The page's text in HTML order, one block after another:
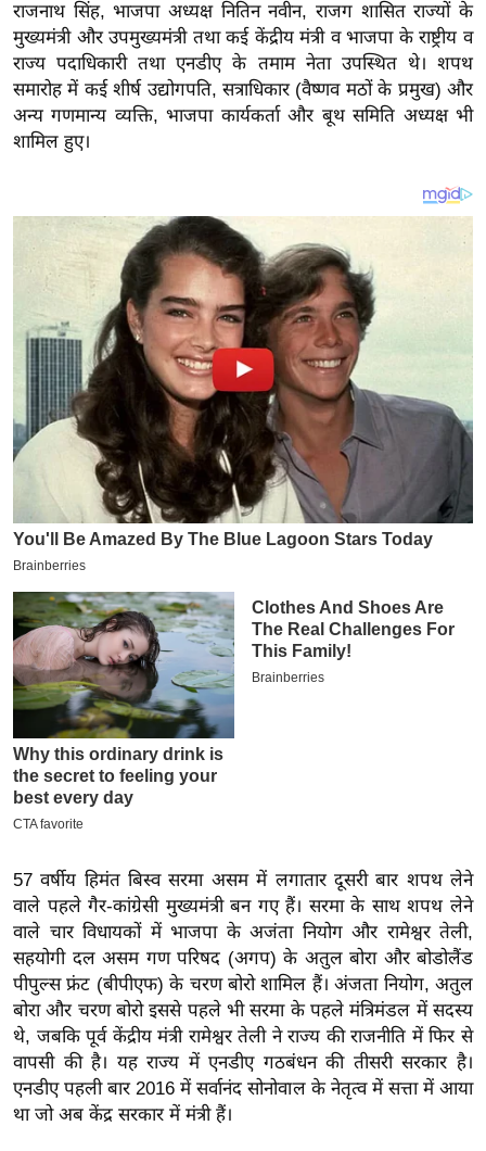
ब
ज
खे
ल
P
2
0
6
क्रा
म
पे
प
र
मि
ल
बे
सा
ल
श
ख्सि
य
त
यं
ग
इं
राजनाथ सिंह, भाजपा अध्यक्ष नितिन नवीन, राजग शासित राज्यों के
मुख्यमंत्री और उपमुख्यमंत्री तथा कई केंद्रीय मंत्री व भाजपा के राष्ट्रीय व
राज्य पदाधिकारी तथा एनडीए के तमाम नेता उपस्थित थे। शपथ
समारोह में कई शीर्ष उद्योगपति, सत्राधिकार (वैष्णव मठों के प्रमुख) और
अन्य गणमान्य व्यक्ति, भाजपा कार्यकर्ता और बूथ समिति अध्यक्ष भी
शामिल हुए।
57 वर्षीय हिमंत बिस्व सरमा असम में लगातार दूसरी बार शपथ लेने
वाले पहले गैर-कांग्रेसी मुख्यमंत्री बन गए हैं। सरमा के साथ शपथ लेने
वाले चार विधायकों में भाजपा के अजंता नियोग और रामेश्वर तेली,
सहयोगी दल असम गण परिषद (अगप) के अतुल बोरा और बोडोलैंड
पीपुल्स फ्रंट (बीपीएफ) के चरण बोरो शामिल हैं। अंजता नियोग, अतुल
बोरा और चरण बोरो इससे पहले भी सरमा के पहले मंत्रिमंडल में सदस्य
थे, जबकि पूर्व केंद्रीय मंत्री रामेश्वर तेली ने राज्य की राजनीति में फिर से
वापसी की है। यह राज्य में एनडीए गठबंधन की तीसरी सरकार है।
एनडीए पहली बार 2016 में सर्वानंद सोनोवाल के नेतृत्व में सत्ता में आया
था जो अब केंद्र सरकार में मंत्री हैं।